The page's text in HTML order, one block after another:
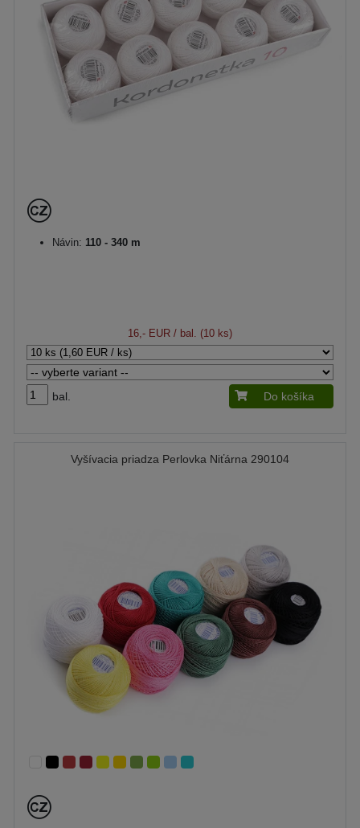
Návin: 110 - 340 m
16,- EUR / bal. (10 ks)
bal. Do košíka
Vyšívacia priadza Perlovka Niťárna 290104